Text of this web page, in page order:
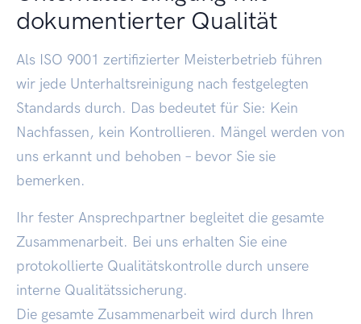
dokumentierter Qualität
Als ISO 9001 zertifizierter Meisterbetrieb führen
wir jede Unterhaltsreinigung nach festgelegten
Standards durch. Das bedeutet für Sie: Kein
Nachfassen, kein Kontrollieren. Mängel werden von
uns erkannt und behoben – bevor Sie sie
bemerken.
Ihr fester Ansprechpartner begleitet die gesamte
Zusammenarbeit. Bei uns erhalten Sie eine
protokollierte Qualitätskontrolle durch unsere
interne Qualitätssicherung.
Die gesamte Zusammenarbeit wird durch Ihren